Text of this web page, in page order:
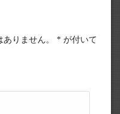
りません。 * が付いて